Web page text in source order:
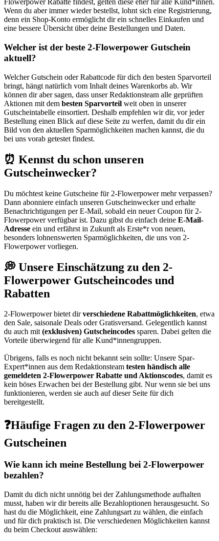
Flowerpower Rabatte findest, gelten diese eher für alle Kund*innen.
Wenn du aber immer wieder bestellst, lohnt sich eine Registrierung,
denn ein Shop-Konto ermöglicht dir ein schnelles Einkaufen und
eine bessere Übersicht über deine Bestellungen und Daten.
Welcher ist der beste 2-Flowerpower Gutschein
aktuell?
Welcher Gutschein oder Rabattcode für dich den besten Sparvorteil
bringt, hängt natürlich vom Inhalt deines Warenkorbs ab. Wir
können dir aber sagen, dass unser Redaktionsteam alle geprüften
Aktionen mit dem besten Sparvorteil weit oben in unserer
Gutscheintabelle einsortiert. Deshalb empfehlen wir dir, vor jeder
Bestellung einen Blick auf diese Seite zu werfen, damit du dir ein
Bild von den aktuellen Sparmöglichkeiten machen kannst, die du
bei uns vorab getestet findest.
⏰ Kennst du schon unseren
Gutscheinwecker?
Du möchtest keine Gutscheine für 2-Flowerpower mehr verpassen?
Dann abonniere einfach unseren Gutscheinweckerund erhalte
Benachrichtigungen per E-Mail, sobald ein neuer Coupon für 2-
Flowerpower verfügbar ist. Dazu gibst du einfach deine E-Mail-
Adresse ein und erfährst in Zukunft als Erste*r von neuen,
besonders lohnenswerten Sparmöglichkeiten, die uns von 2-
Flowerpower vorliegen.
💭 Unsere Einschätzung zu den 2-
Flowerpower Gutscheincodes und
Rabatten
2-Flowerpower bietet dirverschiedene Rabattmöglichkeiten, etwa
den Sale, saisonale Deals oder Gratisversand. Gelegentlich kannst
du auch mit(exklusiven) Gutscheincodes sparen. Dabei gelten die
Vorteile überwiegend für alle Kund*innengruppen.
Übrigens, falls es noch nicht bekannt sein sollte: Unsere Spar-
Expert*innen aus dem Redaktionsteam testen händisch alle
gemeldeten 2-Flowerpower Rabatte und Aktionscodes, damit es
kein böses Erwachen bei der Bestellung gibt. Nur wenn sie bei uns
funktionieren, werden sie auch auf dieser Seite für dich
bereitgestellt.
❓Häufige Fragen zu den 2-Flowerpower
Gutscheinen
Wie kann ich meine Bestellung bei 2-Flowerpower
bezahlen?
Damit du dich nicht unnötig bei der Zahlungsmethode aufhalten
musst, haben wir dir bereits alle Bezahloptionen herausgesucht. So
hast du die Möglichkeit, eine Zahlungsart zu wählen, die einfach
und für dich praktisch ist. Die verschiedenen Möglichkeiten kannst
du beim Checkout auswählen: